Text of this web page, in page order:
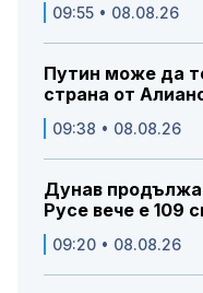
09:55 • 08.08.26
Путин може да
страна от
09:38 • 08.08.26
Дунав
Русе вече е 109
09:20 • 08.08.26